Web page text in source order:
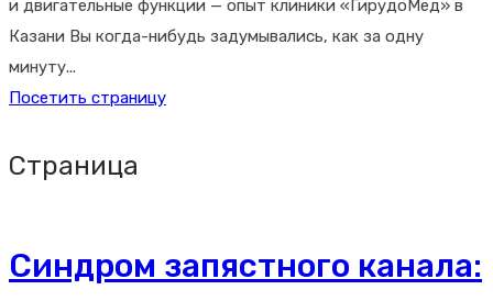
и двигательные функции — опыт клиники «ГирудоМед» в
Казани Вы когда-нибудь задумывались, как за одну
минуту...
Посетить страницу
Страница
Синдром запястного канала: